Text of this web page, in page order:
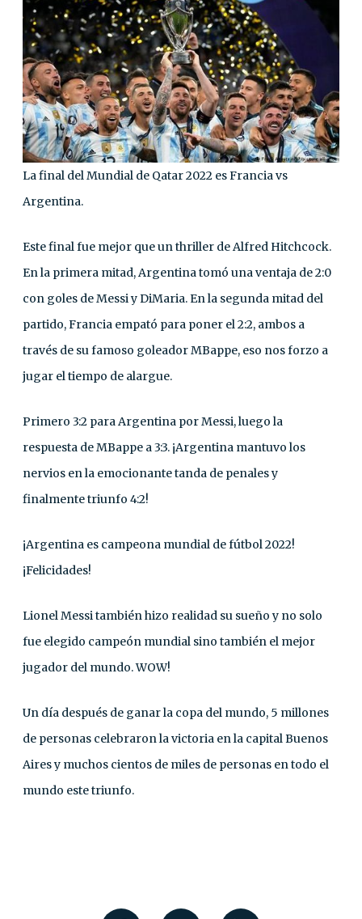
La final del Mundial de Qatar 2022 es Francia vs
Argentina.
Este final fue mejor que un thriller de Alfred Hitchcock.
En la primera mitad, Argentina tomó una ventaja de 2:0
con goles de Messi y DiMaria. En la segunda mitad del
partido, Francia empató para poner el 2:2, ambos a
través de su famoso goleador MBappe, eso nos forzo a
jugar el tiempo de alargue.
Primero 3:2 para Argentina por Messi, luego la
respuesta de MBappe a 3:3. ¡Argentina mantuvo los
nervios en la emocionante tanda de penales y
finalmente triunfo 4:2!
¡Argentina es campeona mundial de fútbol 2022!
¡Felicidades!
Lionel Messi también hizo realidad su sueño y no solo
fue elegido campeón mundial sino también el mejor
jugador del mundo. WOW!
Un día después de ganar la copa del mundo, 5 millones
de personas celebraron la victoria en la capital Buenos
Aires y muchos cientos de miles de personas en todo el
mundo este triunfo.